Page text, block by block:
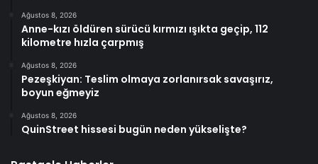
Ağustos 8, 2026
Anne-kızı öldüren sürücü kırmızı ışıkta geçip, 112
kilometre hızla çarpmış
Ağustos 8, 2026
Pezeşkiyan: Teslim olmaya zorlanırsak savaşırız,
boyun eğmeyiz
Ağustos 8, 2026
QuinStreet hissesi bugün neden yükselişte?